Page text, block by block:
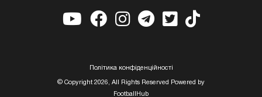
Полiтика конфiденцiйностi
© Copyright 2026, All Rights Reserved Powered by
FootballHub